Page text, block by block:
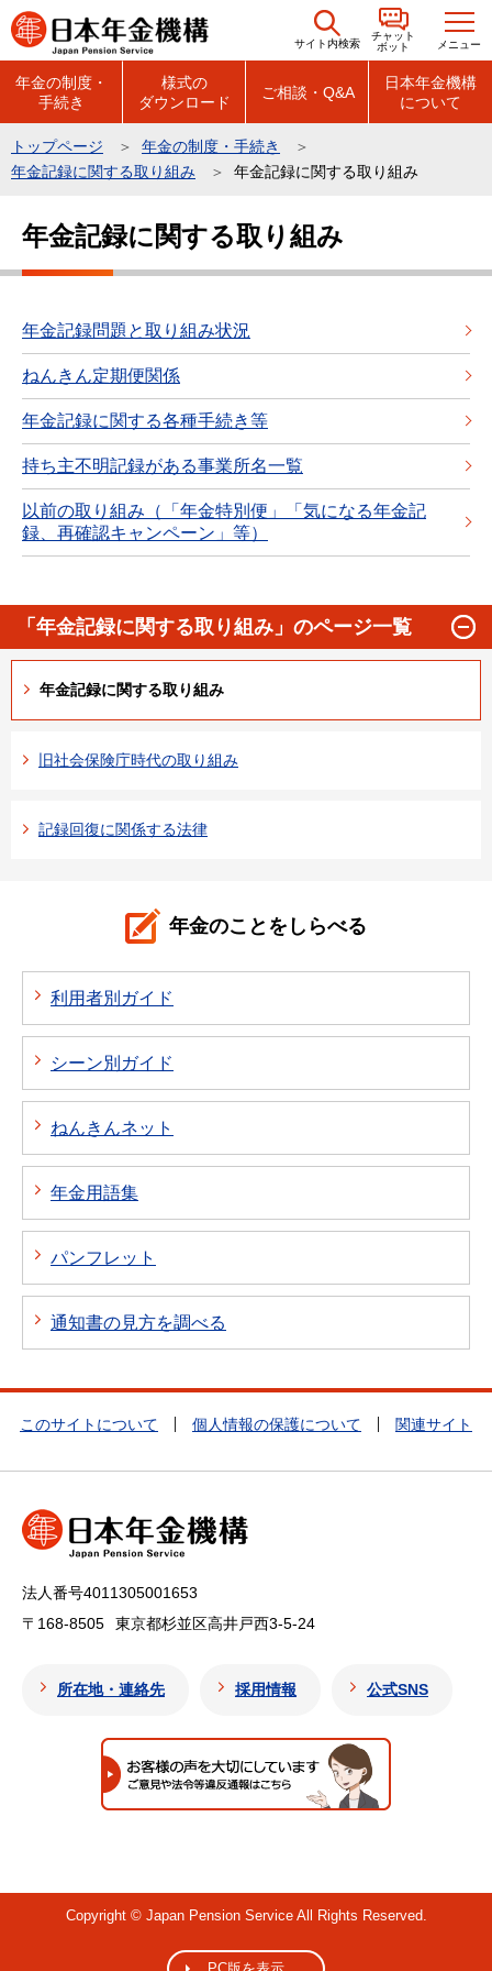
こ
の
の
す
サイト内検索
チャット
ボット
メニュー
年金の制度・
手続き
様式の
ダウンロード
ご相談・Q&A
日本年金機構
について
トップページ
年金の制度・手続き
年金記録に関する取り組み
年金記録に関する取り組み
こ
年金記録に関する取り組み
年金記録問題と取り組み状況
ねんきん定期便関係
年金記録に関する各種手続き等
持ち主不明記録がある事業所名一覧
以前の取り組み（「年金特別便」「気になる年金記
録、再確認キャンペーン」等）
「年金記録に関する取り組み」のページ一覧
年金記録に関する取り組み
旧社会保険庁時代の取り組み
記録回復に関係する法律
年金のことをしらべる
利用者別ガイド
シーン別ガイド
ねんきんネット
年金用語集
パンフレット
通知書の見方を調べる
このサイトについて 個人情報の保護について 関連サイト
法人番号4011305001653
〒168-8505
東京都杉並区高井戸西3-5-24
所在地・連絡先 採用情報 公式SNS
Copyright © Japan Pension Service All Rights Reserved.